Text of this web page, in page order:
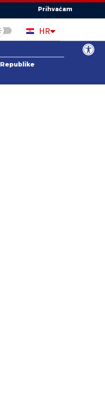
Open
Prihvaćam
HR
EN
ES